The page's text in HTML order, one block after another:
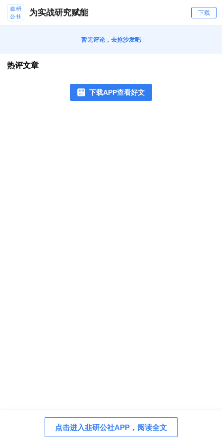
为实战研究赋能 下载
暂无评论，去抢沙发吧
热评文章
下载APP查看好文
点击进入韭研公社APP，阅读全文